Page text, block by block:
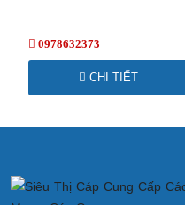
Standard &
Approval
0978632373
CHI TIẾT